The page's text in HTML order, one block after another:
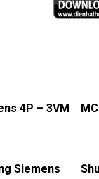
4P – 3VM
Siemens